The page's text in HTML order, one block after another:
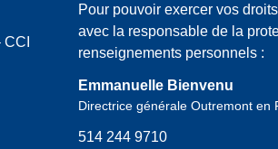
Pour pouvoir exercer vos
avec la responsable de la
renseignements personnels :
Emmanuelle Bienvenu
Directrice générale Outremont en
514 244 9710